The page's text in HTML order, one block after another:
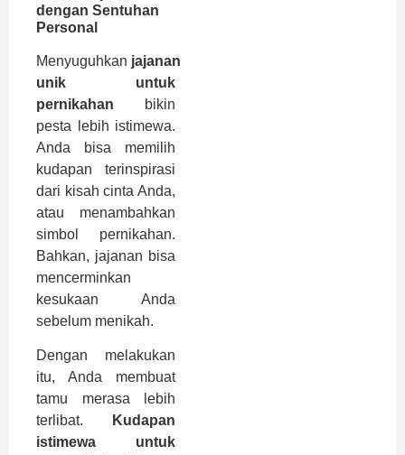
dengan Sentuhan
Personal
Menyuguhkan jajanan
unik untuk
pernikahan bikin
pesta lebih istimewa.
Anda bisa memilih
kudapan terinspirasi
dari kisah cinta Anda,
atau menambahkan
simbol pernikahan.
Bahkan, jajanan bisa
mencerminkan
kesukaan Anda
sebelum menikah.
Dengan melakukan
itu, Anda membuat
tamu merasa lebih
terlibat.
Kudapan
istimewa untuk